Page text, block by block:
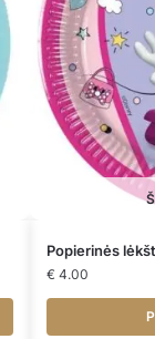
Popierinės
€ 4.00